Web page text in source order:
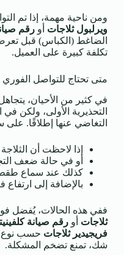
ومن ناحية مهمة، إذا تم
ويرلبول ثلاجات أو رقم
الضاغط (الكباس) قبل
تكلفة كبيرة على العميل.
متى تحتاج للتواصل
في كثير من الأحيان،
التحذيرية الأولى، ولكن
التغاضي عنها إطلاقًا. على
إذا لاحظت أن
أو في حالة ضعف
كذلك عند سماع
بالإضافة إلى
ففي هذه الحالات، يُفضل
ثلاجات أو رقم صيانة
فريجيدير ثلاجات حسب نوع
شك، تمنع تضخم المشكلة.